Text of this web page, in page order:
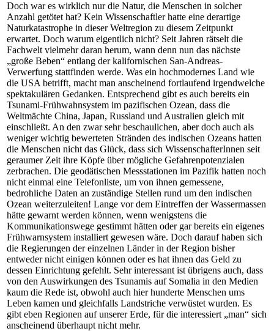
Doch war es wirklich nur die Natur, die Menschen in solcher
Anzahl getötet hat? Kein Wissenschaftler hatte eine derartige
Naturkatastrophe in dieser Weltregion zu diesem Zeitpunkt
erwartet. Doch warum eigentlich nicht? Seit Jahren rätselt die
Fachwelt vielmehr daran herum, wann denn nun das nächste
„große Beben“ entlang der kalifornischen San-Andreas-
Verwerfung stattfinden werde. Was ein hochmodernes Land wie
die USA betrifft, macht man anscheinend fortlaufend irgendwelche
spektakulären Gedanken. Entsprechend gibt es auch bereits ein
Tsunami-Frühwahnsystem im pazifischen Ozean, dass die
Weltmächte China, Japan, Russland und Australien gleich mit
einschließt. An den zwar sehr beschaulichen, aber doch auch als
weniger wichtig bewerteten Stränden des indischen Ozeans hatten
die Menschen nicht das Glück, dass sich WissenschafterInnen seit
geraumer Zeit ihre Köpfe über mögliche Gefahrenpotenzialen
zerbrachen. Die geodätischen Messstationen im Pazifik hatten noch
nicht einmal eine Telefonliste, um von ihnen gemessene,
bedrohliche Daten an zuständige Stellen rund um den indischen
Ozean weiterzuleiten! Lange vor dem Eintreffen der Wassermassen
hätte gewarnt werden können, wenn wenigstens die
Kommunikationswege gestimmt hätten oder gar bereits ein eigenes
Frühwarnsystem installiert gewesen wäre. Doch darauf haben sich
die Regierungen der einzelnen Länder in der Region bisher
entweder nicht einigen können oder es hat ihnen das Geld zu
dessen Einrichtung gefehlt. Sehr interessant ist übrigens auch, dass
von den Auswirkungen des Tsunamis auf Somalia in den Medien
kaum die Rede ist, obwohl auch hier hunderte Menschen ums
Leben kamen und gleichfalls Landstriche verwüstet wurden. Es
gibt eben Regionen auf unserer Erde, für die interessiert „man“ sich
anscheinend überhaupt nicht mehr.